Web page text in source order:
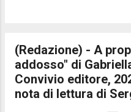
senza
dire. Ma il
verso un
altrove che
situiamo ad
immaginaria
(Redazione) - A
addosso" di
Convivio editore,
nota di lettura di